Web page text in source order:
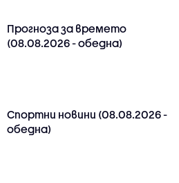
Прогноза за времето
(08.08.2026 - обедна)
Спортни новини (08.08.2026 -
обедна)